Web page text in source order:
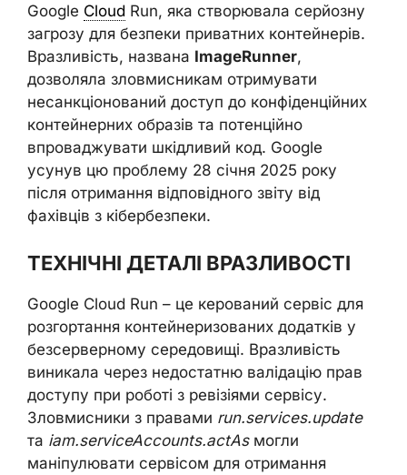
Google Cloud Run, яка створювала серйозну
загрозу для безпеки приватних контейнерів.
Вразливість, названа ImageRunner,
дозволяла зловмисникам отримувати
несанкціонований доступ до конфіденційних
контейнерних образів та потенційно
впроваджувати шкідливий код. Google
усунув цю проблему 28 січня 2025 року
після отримання відповідного звіту від
фахівців з кібербезпеки.
ТЕХНІЧНІ ДЕТАЛІ ВРАЗЛИВОСТІ
Google Cloud Run – це керований сервіс для
розгортання контейнеризованих додатків у
безсерверному середовищі. Вразливість
виникала через недостатню валідацію прав
доступу при роботі з ревізіями сервісу.
Зловмисники з правами run.services.update
та iam.serviceAccounts.actAsмогли
маніпулювати сервісом для отримання